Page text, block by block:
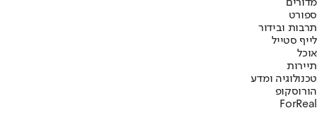
מדורים
ספורט
תרבות ובידור
לייף סטייל
אוכל
תיירות
טכנולוגיה ומדע
הורוסקופ
ForReal